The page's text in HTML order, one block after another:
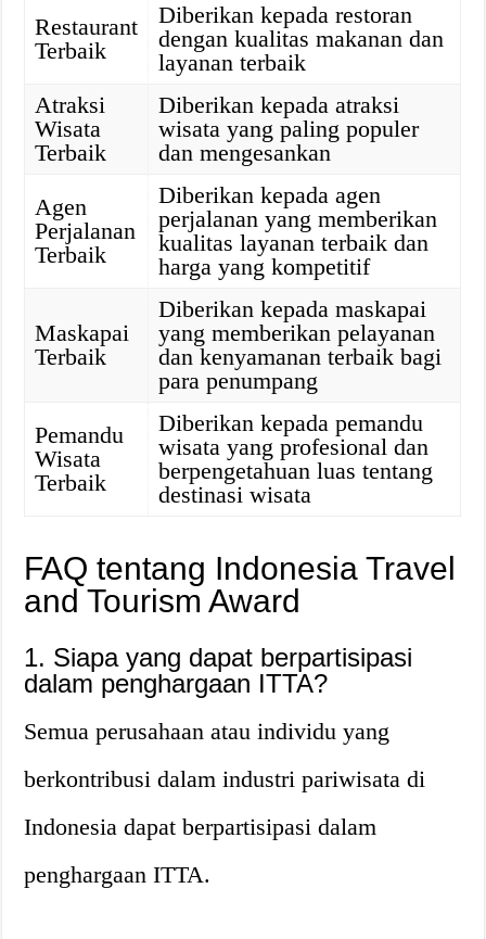
Restaurant
Terbaik
Diberikan kepada restoran
dengan kualitas makanan dan
layanan terbaik
Atraksi
Wisata
Terbaik
Diberikan kepada atraksi
wisata yang paling populer
dan mengesankan
Agen
Perjalanan
Terbaik
Diberikan kepada agen
perjalanan yang memberikan
kualitas layanan terbaik dan
harga yang kompetitif
Maskapai
Terbaik
Diberikan kepada maskapai
yang memberikan pelayanan
dan kenyamanan terbaik bagi
para penumpang
Pemandu
Wisata
Terbaik
Diberikan kepada pemandu
wisata yang profesional dan
berpengetahuan luas tentang
destinasi wisata
FAQ tentang Indonesia Travel
and Tourism Award
1. Siapa yang dapat berpartisipasi
dalam penghargaan ITTA?
Semua perusahaan atau individu yang
berkontribusi dalam industri pariwisata di
Indonesia dapat berpartisipasi dalam
penghargaan ITTA.